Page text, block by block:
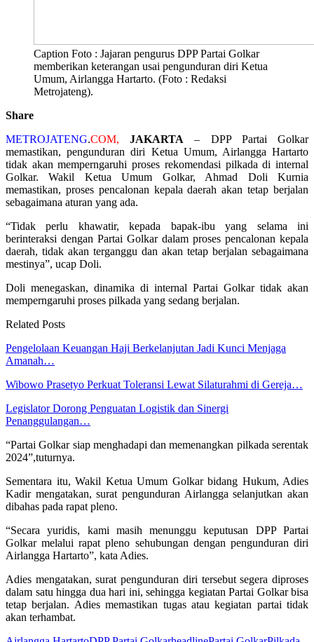
Caption Foto : Jajaran pengurus DPP Partai Golkar
memberikan keterangan usai pengunduran diri Ketua
Umum, Airlangga Hartarto. (Foto : Redaksi
Metrojateng).
Share
METROJATENG.COM, JAKARTA – DPP Partai Golkar
memastikan, pengunduran diri Ketua Umum, Airlangga Hartarto
tidak akan memperngaruhi proses rekomendasi pilkada di internal
Golkar. Wakil Ketua Umum Golkar, Ahmad Doli Kurnia
memastikan, proses pencalonan kepala daerah akan tetap berjalan
sebagaimana aturan yang ada.
“Tidak perlu khawatir, kepada bapak-ibu yang selama ini
berinteraksi dengan Partai Golkar dalam proses pencalonan kepala
daerah, tidak akan terganggu dan akan tetap berjalan sebagaimana
mestinya”, ucap Doli.
Doli menegaskan, dinamika di internal Partai Golkar tidak akan
memperngaruhi proses pilkada yang sedang berjalan.
Related Posts
Pengelolaan Keuangan Haji Berkelanjutan Jadi Kunci Menjaga
Amanah…
Wibowo Prasetyo Perkuat Toleransi Lewat Silaturahmi di Gereja…
Legislator Dorong Penguatan Logistik dan Sinergi
Penanggulangan…
“Partai Golkar siap menghadapi dan memenangkan pilkada serentak
2024”,tuturnya.
Sementara itu, Wakil Ketua Umum Golkar bidang Hukum, Adies
Kadir mengatakan, surat pengunduran Airlangga selanjutkan akan
dibahas pada rapat pleno.
“Secara yuridis, kami masih menunggu keputusan DPP Partai
Golkar melalui rapat pleno sehubungan dengan pengunduran diri
Airlangga Hartarto”, kata Adies.
Adies mengatakan, surat pengunduran diri tersebut segera diproses
dalam satu hingga dua hari ini, sehingga kegiatan Partai Golkar bisa
tetap berjalan. Adies memastikan tugas atau kegiatan partai tidak
akan terhambat.